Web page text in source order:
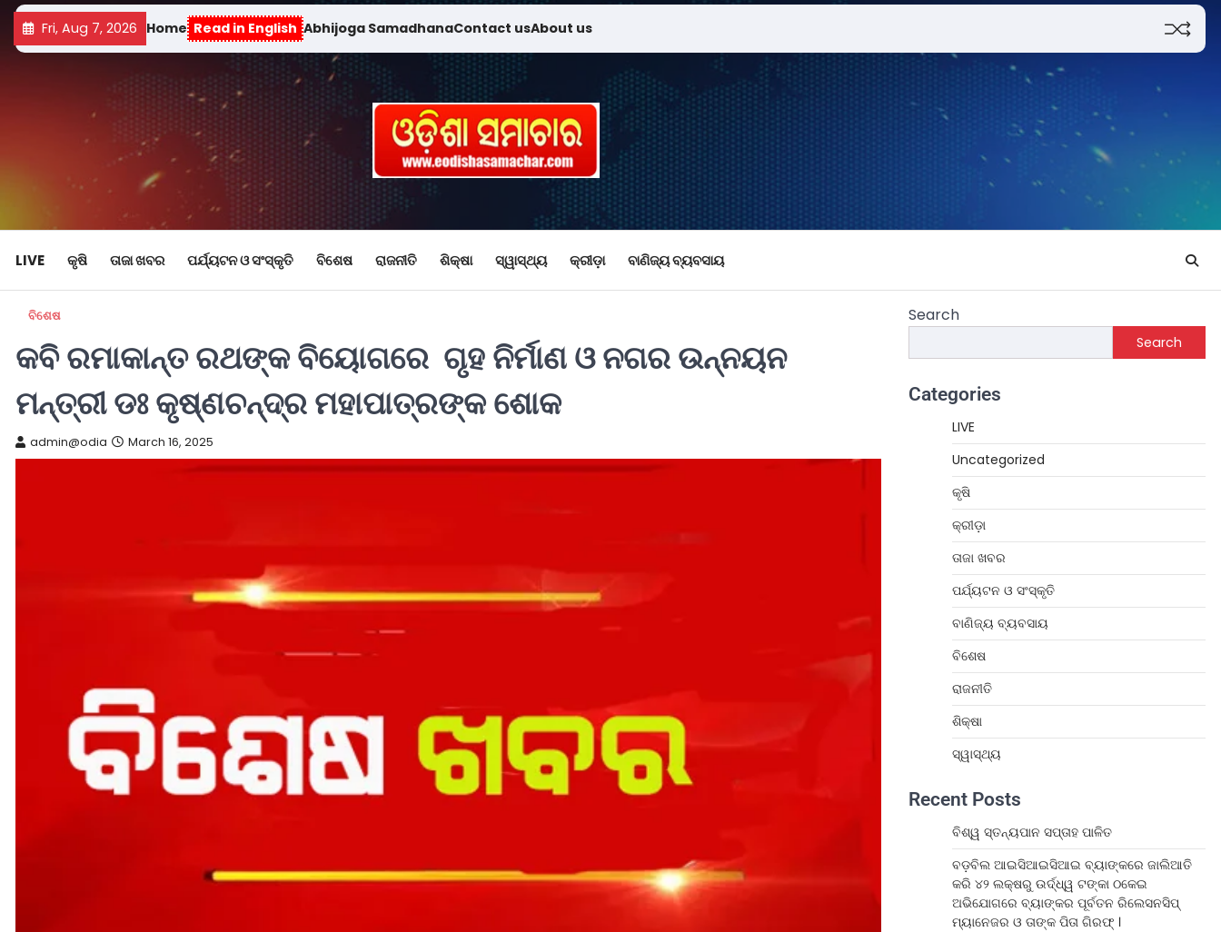
Fri, Aug 7, 2026 Home Read in English Abhijoga SamadhanaContact usAbout us
LIVE କୃଷି ତାଜା ଖବର ପର୍ଯ୍ୟଟନ ଓ ସଂସ୍କୃତି ବିଶେଷ ରାଜନୀତି ଶିକ୍ଷା ସ୍ୱାସ୍ଥ୍ୟ କ୍ରୀଡ଼ା ବାଣିଜ୍ୟ ବ୍ୟବସାୟ
ବିଶେଷ
କବି ରମାକାନ୍ତ ରଥଙ୍କ ବିୟୋଗରେ ଗୃହ ନିର୍ମାଣ ଓ ନଗର ଉନ୍ନୟନ
ମନ୍ତ୍ରୀ ଡଃ କୃଷ୍ଣଚନ୍ଦ୍ର ମହାପାତ୍ରଙ୍କ ଶୋକ
admin@odia March 16, 2025
Search
Search
Categories
LIVE
Uncategorized
କୃଷି
କ୍ରୀଡ଼ା
ତାଜା ଖବର
ପର୍ଯ୍ୟଟନ ଓ ସଂସ୍କୃତି
ବାଣିଜ୍ୟ ବ୍ୟବସାୟ
ବିଶେଷ
ରାଜନୀତି
ଶିକ୍ଷା
ସ୍ୱାସ୍ଥ୍ୟ
Recent Posts
ବିଶ୍ୱ ସ୍ତନ୍ୟପାନ ସପ୍ତାହ ପାଳିତ
ବଡ଼ବିଲ ଆଇସିଆଇସିଆଇ ବ୍ୟାଙ୍କରେ ଜାଲିଆତି
କରି ୪୨ ଲକ୍ଷରୁ ଉର୍ଦ୍ଧ୍ୱ ଟଙ୍କା ଠକେଇ
ଅଭିଯୋଗରେ ବ୍ୟାଙ୍କର ପୂର୍ବତନ ରିଲେସନସିପ୍
ମ୍ୟାନେଜର ଓ ତାଙ୍କ ପିତା ଗିରଫ୍ ।